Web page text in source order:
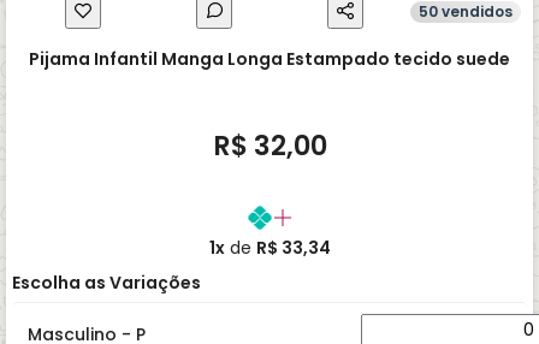
50 vendidos
Pijama Infantil Manga Longa Estampado tecido suede
R$ 32,00
1xde R$ 33,34
Escolha as Variações
Masculino - P